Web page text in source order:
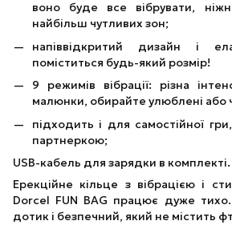
воно буде все вібрувати,
найбільш чутливих зон;
напіввідкритий дизайн і
поміститься будь-який розмір!
9 режимів вібрації: різна
малюнки, обирайте улюблені або
підходить і для самостійної
партнеркою;
USB-кабель для зарядки в комплекті.
Ерекційне кільце з вібрацією і
Dorcel FUN BAG працює дуже
дотик і безпечний, який не містить